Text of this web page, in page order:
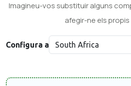
Imagineu-vos substituir alguns
afegir-ne els propis
Configura a